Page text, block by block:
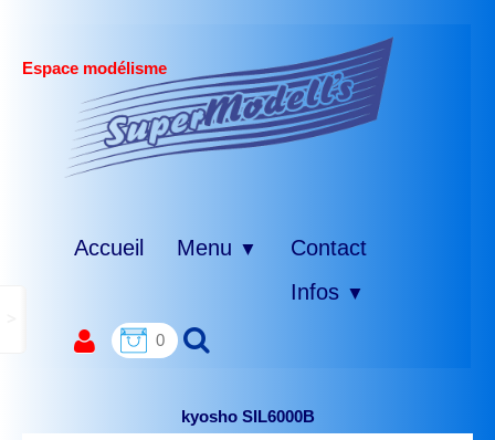
Espace modélisme
Accueil Menu ▼
Contact
Infos ▼
0
kyosho SIL6000B